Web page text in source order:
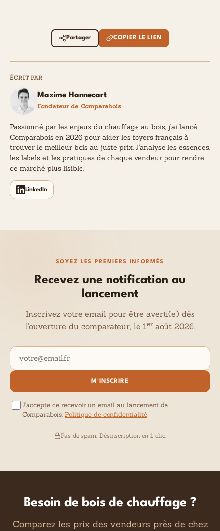
Partager COPIER LE LIEN
ÉCRIT PAR
Maxime Hannecart
Fondateur de Comparabois
Passionné par les enjeux du chauffage au bois, j'ai lancé
Comparabois en 2026 pour aider les foyers français à
trouver le meilleur bois au juste prix. J'analyse les essences,
les labels et les pratiques de chaque vendeur pour rendre
ce marché plus lisible.
LinkedIn
SOYEZ LES PREMIERS INFORMÉS
Recevez une notification au
lancement
Inscrivez votre email pour être averti(e) dès
l'ouverture du comparateur, le 1eraoût 2026.
Adresse email
M'INSCRIRE
J'accepte de recevoir un email au lancement de
Comparabois. Politique de confidentialité
Pas de spam. Désinscription en 1 clic.
Besoin de bois de chauffage ?
Comparez les prix des vendeurs près de chez